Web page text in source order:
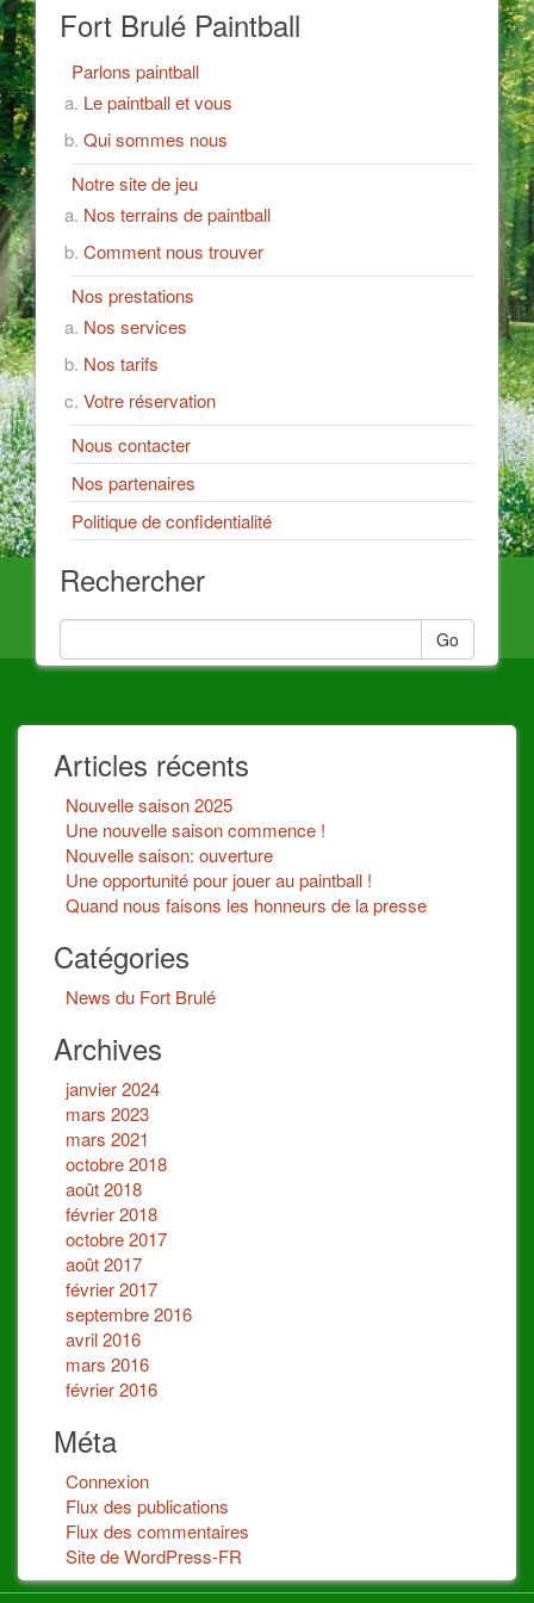
Fort Brulé Paintball
Parlons paintball
Le paintball et vous
Qui sommes nous
Notre site de jeu
Nos terrains de paintball
Comment nous trouver
Nos prestations
Nos services
Nos tarifs
Votre réservation
Nous contacter
Nos partenaires
Politique de confidentialité
Rechercher
Go
Articles récents
Nouvelle saison 2025
Une nouvelle saison commence !
Nouvelle saison: ouverture
Une opportunité pour jouer au paintball !
Quand nous faisons les honneurs de la presse
Catégories
News du Fort Brulé
Archives
janvier 2024
mars 2023
mars 2021
octobre 2018
août 2018
février 2018
octobre 2017
août 2017
février 2017
septembre 2016
avril 2016
mars 2016
février 2016
Méta
Connexion
Flux des publications
Flux des commentaires
Site de WordPress-FR